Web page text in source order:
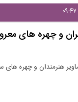
و چهره های
هنرمندان و چهره های